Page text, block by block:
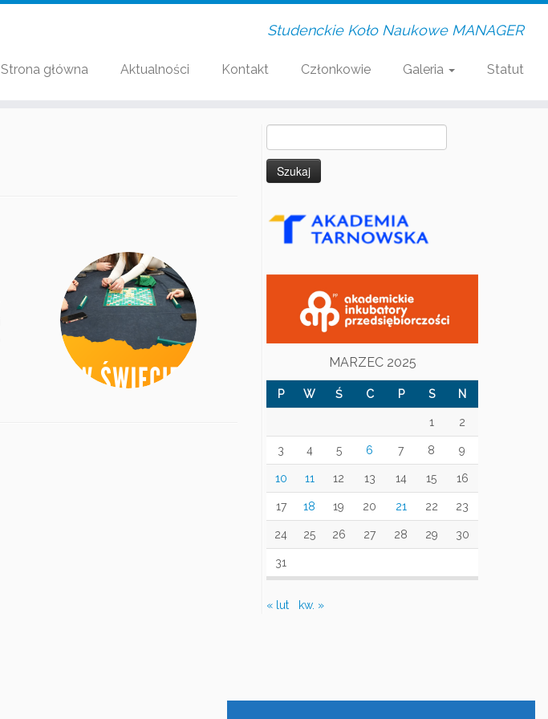
Studenckie Koło Naukowe MANAGER
Strona główna Aktualności Kontakt Członkowie Galeria Statut
MARZEC 2025
P W Ś C P S N
1 2
3 4 5 6 7 8 9
10 11 12 13 14 15 16
17 18 19 20 21 22 23
24 25 26 27 28 29 30
31
« lut kw. »